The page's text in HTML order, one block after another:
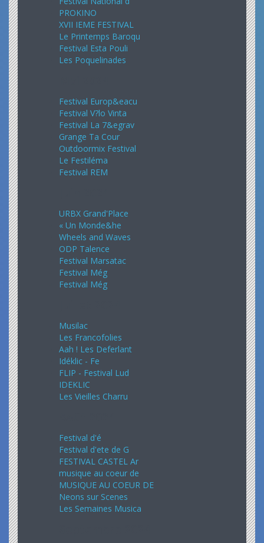
PROKINO
XVII IEME FESTIVAL
Le Printemps Baroqu
Festival Esta Pouli
Les Poquelinades
Festival Europ&eacu
Festival V?lo Vinta
Festival La 7&egrav
Grange Ta Cour
Outdoormix Festival
Le Festiléma
Festival REM
URBX Grand'Place
« Un Monde&he
Wheels and Waves
ODP Talence
Festival Marsatac
Festival Még
Festival Még
Musilac
Les Francofolies
Aah ! Les Deferlant
Idéklic - Fe
FLIP - Festival Lud
IDEKLIC
Les Vieilles Charru
Festival d'é
Festival d'ete de G
FESTIVAL CASTEL Ar
musique au coeur de
MUSIQUE AU COEUR DE
Neons sur Scenes
Les Semaines Musica